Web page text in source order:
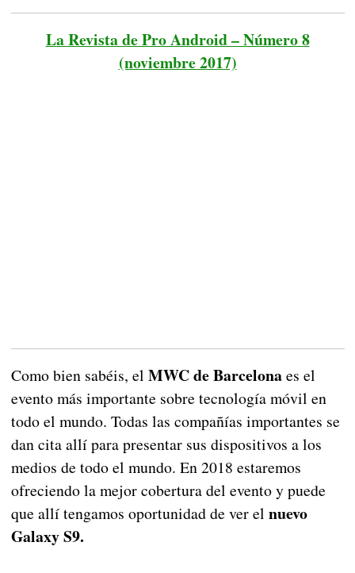
La Revista de Pro Android – Número 8
(noviembre 2017)
Como bien sabéis, el MWC de Barcelonaes el
evento más importante sobre tecnología móvil en
todo el mundo. Todas las compañías importantes se
dan cita allí para presentar sus dispositivos a los
medios de todo el mundo. En 2018 estaremos
ofreciendo la mejor cobertura del evento y puede
que allí tengamos oportunidad de ver el nuevo
Galaxy S9.